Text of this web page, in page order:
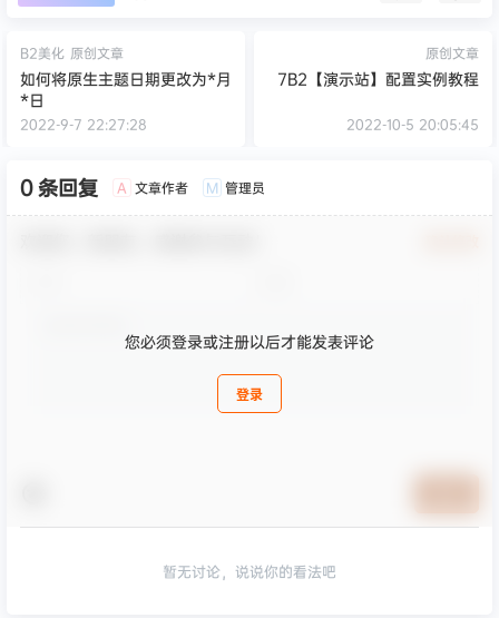
B2美化 原创文章
如何将原生主题日期更改为*月
*日
2022-9-7 22:27:28
原创文章
7B2【演示站】配置实例教程
2022-10-5 20:05:45
0 条回复 A 文章作者 M 管理员
您必须登录或注册以后才能发表评论
登录
暂无讨论，说说你的看法吧